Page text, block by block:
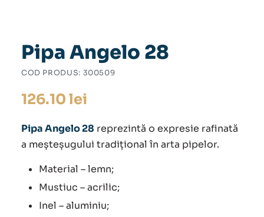
Pipa Angelo 28
COD PRODUS: 300509
126.10 lei
Pipa Angelo 28 reprezintă o expresie rafinată
a meșteșugului tradițional în arta pipelor.
Material – lemn;
Mustiuc – acrilic;
Inel – aluminiu;